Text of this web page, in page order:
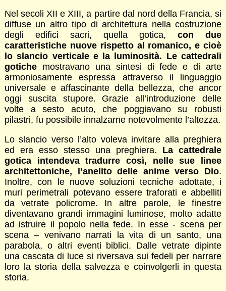
Nel secoli XII e XIII, a partire dal nord della Francia, si
diffuse un altro tipo di architettura nella costruzione
degli edifici sacri, quella gotica,con due
caratteristiche nuove rispetto al romanico, e cioè
lo slancio verticale e la luminosità. Le cattedrali
gotichemostravano una sintesi di fede e di arte
armoniosamente espressa attraverso il linguaggio
universale e affascinante della bellezza, che ancor
oggi suscita stupore. Grazie all’introduzione delle
volte a sesto acuto, che poggiavano su robusti
pilastri, fu possibile innalzarne notevolmente l’altezza.
Lo slancio verso l’alto voleva invitare alla preghiera
ed era esso stesso una preghiera. La cattedrale
gotica intendeva tradurre così, nelle sue linee
architettoniche, l’anelito delle anime verso Dio.
Inoltre, con le nuove soluzioni tecniche adottate, i
muri perimetrali potevano essere traforati e abbelliti
da vetrate policrome. In altre parole, le finestre
diventavano grandi immagini luminose, molto adatte
ad istruire il popolo nella fede. In esse - scena per
scena – venivano narrati la vita di un santo, una
parabola, o altri eventi biblici. Dalle vetrate dipinte
una cascata di luce si riversava sui fedeli per narrare
loro la storia della salvezza e coinvolgerli in questa
storia.